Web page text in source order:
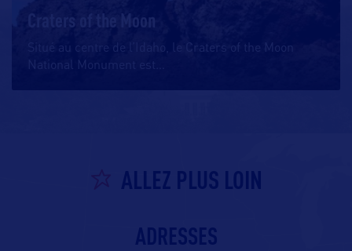
Craters of the Moon
Situé au centre de l’Idaho, le Craters of the Moon
National Monument est
ALLEZ PLUS LOIN
ADRESSES